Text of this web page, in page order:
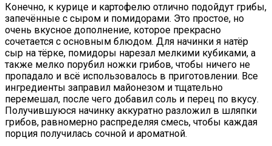
Конечно, к курице и картофелю отлично подойдут грибы,
запечённые с сыром и помидорами. Это простое, но
очень вкусное дополнение, которое прекрасно
сочетается с основным блюдом. Для начинки я натёр
сыр на тёрке, помидоры нарезал мелкими кубиками, а
также мелко порубил ножки грибов, чтобы ничего не
пропадало и всё использовалось в приготовлении. Все
ингредиенты заправил майонезом и тщательно
перемешал, после чего добавил соль и перец по вкусу.
Получившуюся начинку аккуратно разложил в шляпки
грибов, равномерно распределяя смесь, чтобы каждая
порция получилась сочной и ароматной.